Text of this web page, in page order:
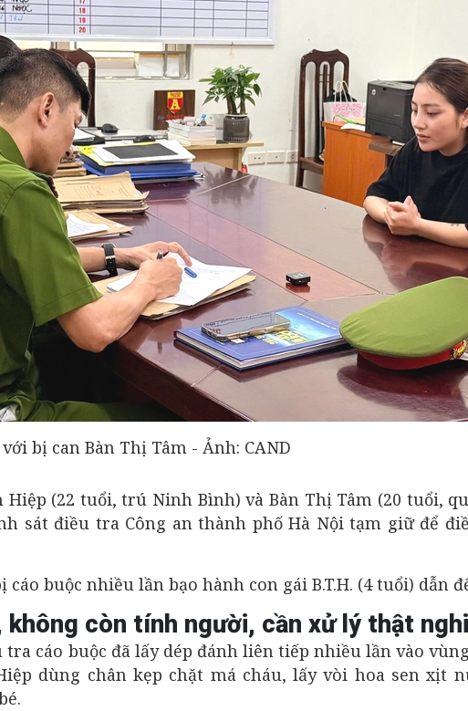
bị can Bàn Thị Tâm - Ảnh: CAND
(22 tuổi, trú Ninh Bình) và Bàn Thị Tâm (20 tuổi,
sát điều tra Công an thành phố Hà Nội tạm giữ để
buộc nhiều lần bạo hành con gái B.T.H. (4 tuổi) dẫn
không còn tính người, cần xử lý thật
tra cáo buộc đã lấy dép đánh liên tiếp nhiều lần vào
dùng chân kẹp chặt má cháu, lấy vòi hoa sen xịt